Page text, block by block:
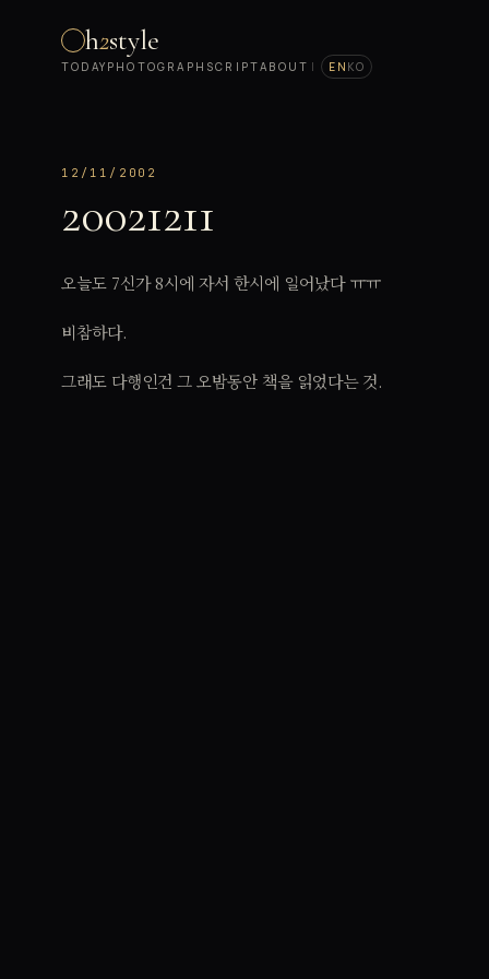
h2style
TODAY PHOTOGRAPH SCRIPTABOUT | EN KO
12/11/2002
20021211
오늘도 7신가 8시에 자서 한시에 일어났다 ㅠㅠ
비참하다.
그래도 다행인건 그 오밤동안 책을 읽었다는 것.